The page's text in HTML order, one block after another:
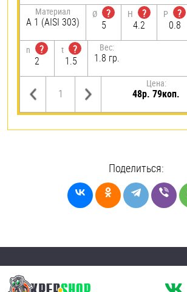
Материал
А 1 (AISI 303)
Ø
?
5
H
?
4.2
P
?
0.8
n
?
2
t
?
1.5
Вес:
1.8 гр.
Цена:
48р. 79коп.
Поделиться: